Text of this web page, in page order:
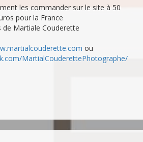
les commander sur le site à 50
pour la France
de Martiale Couderette
ou
MartialCouderettePhotographe/